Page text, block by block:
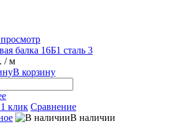
балка 16Б1 сталь 3
/ м
В корзину
клик Сравнение
В наличии